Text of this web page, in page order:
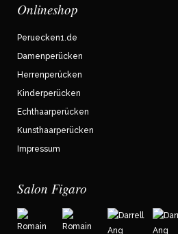
Onlineshop
Peruecken1.de
Damenperücken
Herrenperücken
Kinderperücken
Echthaarperücken
Kunsthaarperücken
Impressum
Salon Figaro